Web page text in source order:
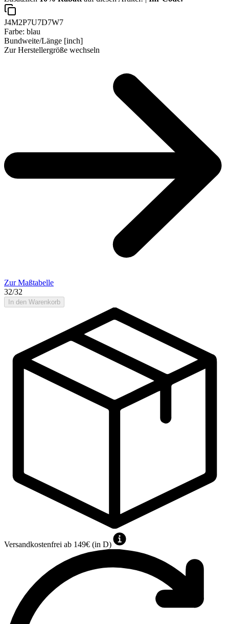
J4M2P7U7D7W7
Farbe: blau
Bundweite/Länge [inch]
Zur Herstellergröße wechseln
Zur Maßtabelle
32/32
In den Warenkorb
Versandkostenfrei ab 149€ (in D)